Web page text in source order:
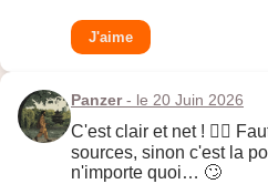
J'aime
Panzer- le 20 Juin 2026
C'est clair et net ! 🧘‍♀️
sources, sinon c'est la
n'importe quoi… 🙄